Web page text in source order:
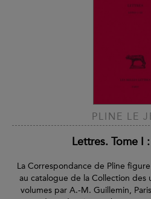
PLINE LE
Lettres. Tome I
La Correspondance de Pline
au catalogue de la Collection des
volumes par A.-M. Guillemin,